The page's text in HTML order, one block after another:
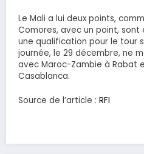
Le Mali a lui deux points,
Comores, avec un point,
une qualification pour le tour
journée, le 29 décembre, ne
avec Maroc-Zambie à Rabat
Casablanca.
Source de l’article : RFI